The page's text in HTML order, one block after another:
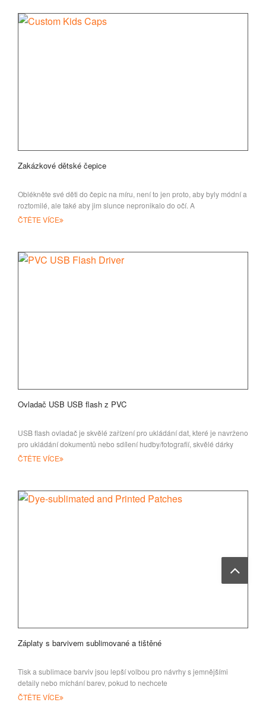
Zakázkové dětské čepice
Oblékněte své děti do čepic na míru, není to jen proto, aby byly módní a
roztomilé, ale také aby jim slunce nepronikalo do očí. A
ČTĚTE VÍCE
Ovladač USB USB flash z PVC
USB flash ovladač je skvělé zařízení pro ukládání dat, které je navrženo
pro ukládání dokumentů nebo sdílení hudby/fotografií, skvělé dárky
nebo
ČTĚTE VÍCE
Záplaty s barvivem sublimované a tištěné
Tisk a sublimace barviv jsou lepší volbou pro návrhy s jemnějšími
detaily nebo míchání barev, pokud to nechcete
ČTĚTE VÍCE